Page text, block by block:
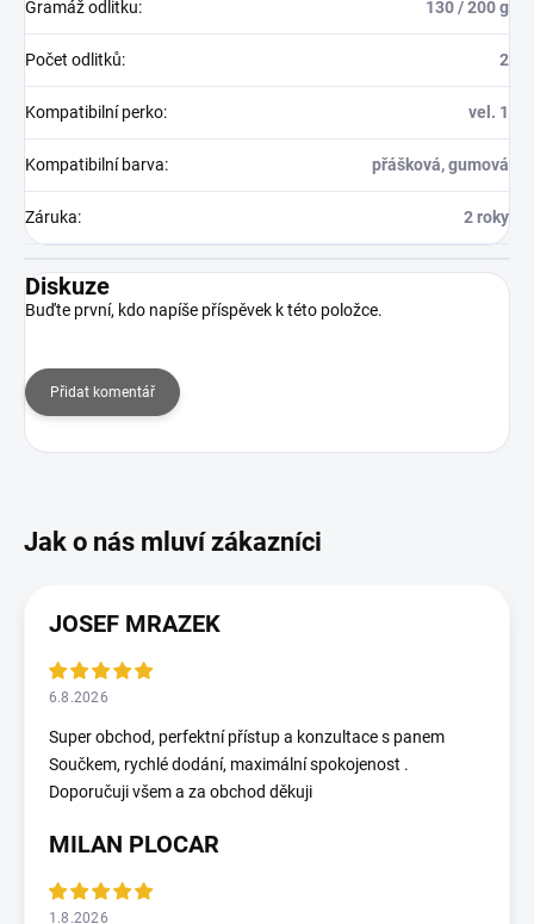
Gramáž odlitku: 130 / 200 g
Počet odlitků: 2
Kompatibilní perko: vel. 1
Kompatibilní barva: přášková, gumová
Záruka: 2 roky
Diskuze
Buďte první, kdo napíše příspěvek k této položce.
Přidat komentář
JOSEF MRAZEK
6.8.2026
Super obchod, perfektní přístup a konzultace s panem
Součkem, rychlé dodání, maximální spokojenost .
Doporučuji všem a za obchod děkuji
MILAN PLOCAR
1.8.2026